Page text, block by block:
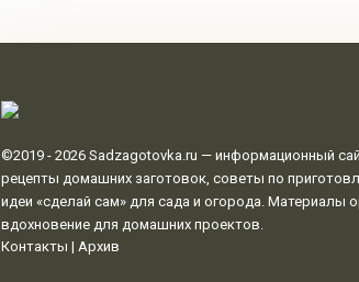
©2019 - 2026 Sadzagotovka.ru — информационный
рецепты домашних заготовок, советы по
идеи «сделай сам» для сада и огорода. Материалы
вдохновение для домашних проектов.
Контакты | Архив